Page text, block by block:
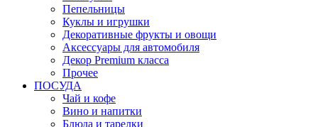
Пепельницы
Куклы и игрушки
Декоративные фрукты и овощи
Аксессуары для автомобиля
Декор Premium класса
Прочее
ПОСУДА
Чай и кофе
Вино и напитки
Блюда и тарелки